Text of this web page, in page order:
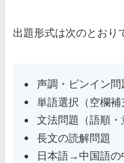
出題形式は次のとおり
声調・ピンイン問
単語選択（空欄補
文法問題（語順・
長文の読解問題
日本語→中国語の